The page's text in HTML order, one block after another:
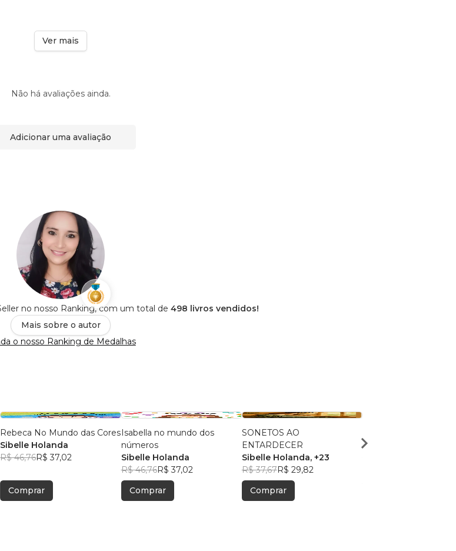
Ver mais
Não há avaliações ainda.
Adicionar uma avaliação
no nosso Ranking, com um total de 498 livros vendidos!
Mais sobre o autor
o nosso Ranking de Medalhas
Rebeca No Mundo das Cores
Sibelle Holanda
R$ 46,76R$ 37,02
Comprar
Isabella no mundo dos
números
Sibelle Holanda
R$ 46,76R$ 37,02
Comprar
SONETOS AO
ENTARDECER
Sibelle Holanda, +23
R$ 37,67R$ 29,82
Comprar
Sibelle Holanda